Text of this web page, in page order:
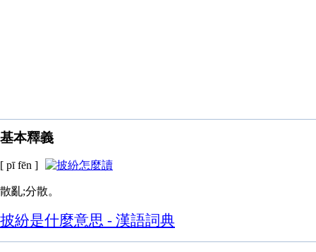
基本釋義
[ pī fēn ]
散亂;分散。
披紛是什麼意思 - 漢語詞典